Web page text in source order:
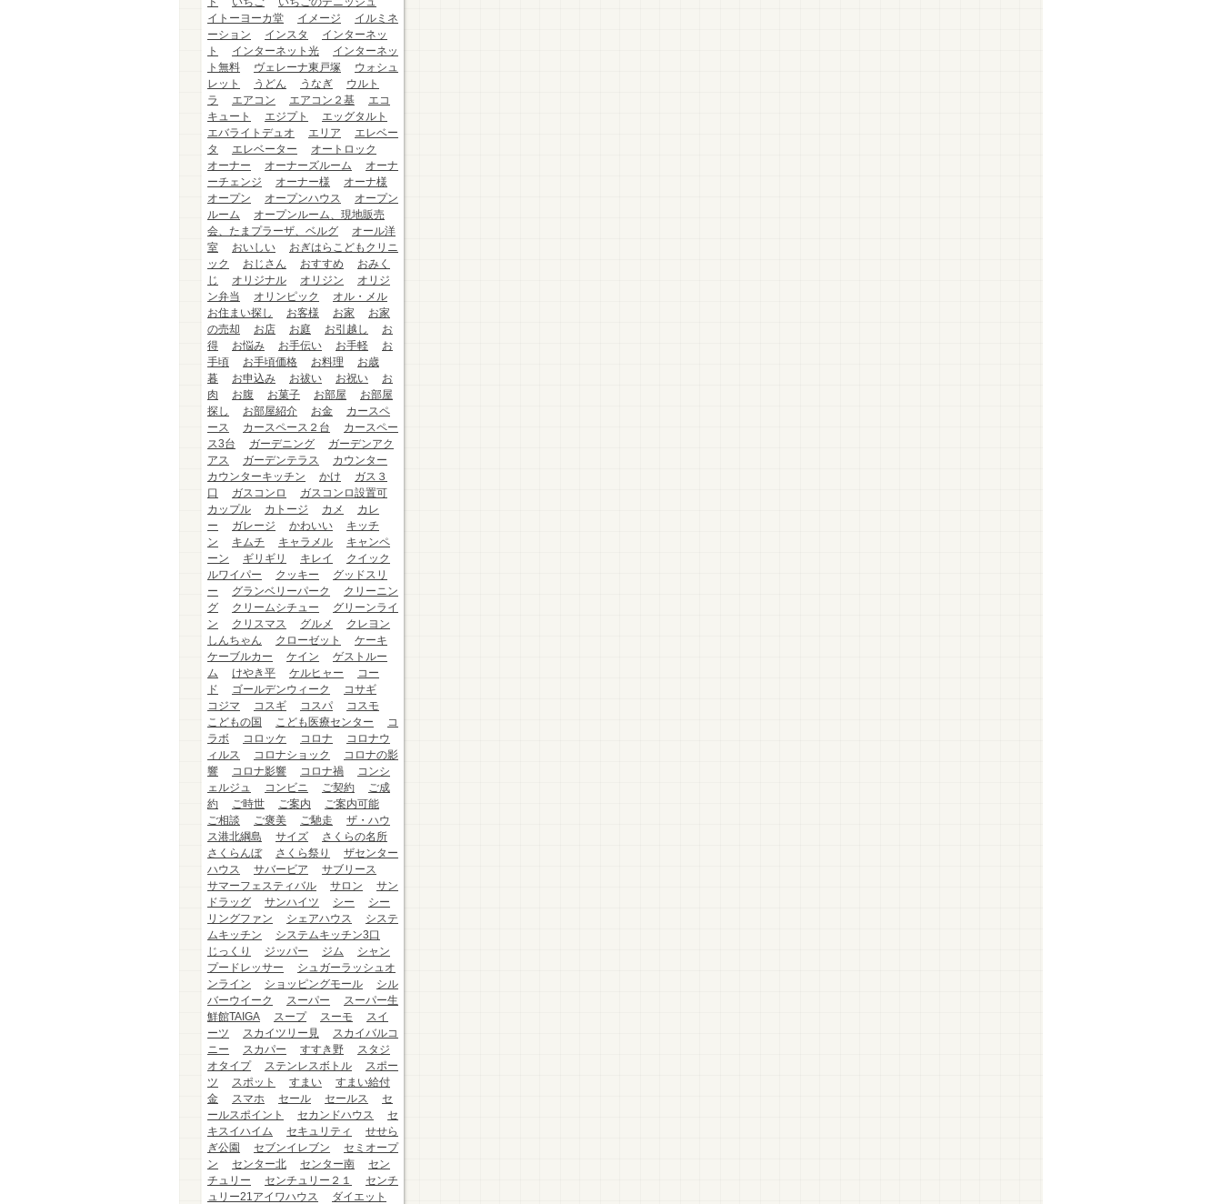
イトーヨーカ堂
イメージ
イルミネ
ーション
インスタ
インターネッ
ト
インターネット光
インターネッ
ト無料
ヴェレーナ東戸塚
ウォシュ
レット
うどん うなぎ
ウルト
ラ
エアコン エアコン２基
エコ
キュート
エジプト
エッグタルト
エバライトデュオ
エリア
エレベー
タ
エレベーター
オートロック
オーナー
オーナーズルーム
オーナ
ーチェンジ
オーナー様
オーナ様
オープン
オープンハウス
オープン
ルーム
オープンルーム、現地販売
会、たまプラーザ、ベルグ
オール洋
室
おいしい
おぎはらこどもクリニ
ック
おじさん おすすめ
おみく
じ
オリジナル オリジン
オリジ
ン弁当
オリンピック
オル・メル
お住まい探し
お客様 お家
お家
の売却
お店 お庭 お引越し
お
得
お悩み お手伝い お手軽
お
手頃
お手頃価格 お料理
お歳
暮
お申込み お祓い お祝い
お
肉
お腹 お菓子 お部屋
お部屋
探し
お部屋紹介 お金
カースペ
ース
カースペース２台
カースペー
ス3台
ガーデニング
ガーデンアク
アス
ガーデンテラス
カウンター
カウンターキッチン
かけ
ガス３
口
ガスコンロ
ガスコンロ設置可
カップル
カトージ カメ
カレ
ー
ガレージ かわいい
キッチ
ン
キムチ キャラメル
キャンペ
ーン
ギリギリ キレイ
クイック
ルワイパー
クッキー
グッドスリ
ー
グランベリーパーク
クリーニン
グ
クリームシチュー
グリーンライ
ン
クリスマス グルメ
クレヨン
しんちゃん
クローゼット
ケーキ
ケーブルカー
ケイン
ゲストルー
ム
けやき平 ケルヒャー
コー
ド
ゴールデンウィーク
コサギ
コジマ
コスギ コスパ
コスモ
こどもの国
こども医療センター
コ
ラボ
コロッケ コロナ
コロナウ
ィルス
コロナショック
コロナの影
響
コロナ影響 コロナ禍
コンシ
ェルジュ
コンビニ ご契約
ご成
約
ご時世 ご案内
ご案内可能
ご相談
ご褒美 ご馳走
ザ・ハウ
ス港北綱島
サイズ
さくらの名所
さくらんぼ
さくら祭り
ザセンター
ハウス
サバービア
サブリース
サマーフェスティバル
サロン
サン
ドラッグ
サンハイツ シー
シー
リングファン
シェアハウス
システ
ムキッチン
システムキッチン3口
じっくり
ジッパー ジム
シャン
プードレッサー
シュガーラッシュオ
ンライン
ショッピングモール
シル
バーウイーク
スーパー
スーパー生
鮮館TAIGA
スープ スーモ
スイ
ーツ
スカイツリー見
スカイバルコ
ニー
スカパー すすき野
スタジ
オタイプ
ステンレスボトル
スポー
ツ
スポット すまい
すまい給付
金
スマホ セール セールス
セ
ールスポイント
セカンドハウス
セ
キスイハイム
セキュリティ
せせら
ぎ公園
セブンイレブン
セミオープ
ン
センター北 センター南
セン
チュリー
センチュリー２１
センチ
ュリー21アイワハウス
ダイエット